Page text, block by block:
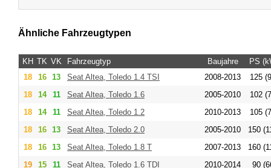
Ähnliche Fahrzeugtypen
KH TK VK Fahrzeugtyp Baujahre
PS
18
16 13 Seat Altea, Toledo 1.4 TSI 2008-2013
125
18
14 11 Seat Altea, Toledo 1.6 2005-2010
102
18
14 11 Seat Altea, Toledo 1.2 2010-2013
105
18
16 13 Seat Altea, Toledo 2.0 2005-2010
150
18
16 13 Seat Altea, Toledo 1.8 T 2007-2013
160
19
15 11 Seat Altea, Toledo 1.6 TDI 2010-2014
90